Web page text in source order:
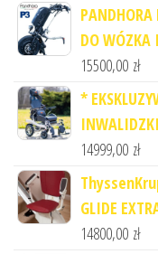
PANDHORA
DO WÓZKA
15500,00 zł
*
14999,00 zł
GLIDE
14800,00 zł